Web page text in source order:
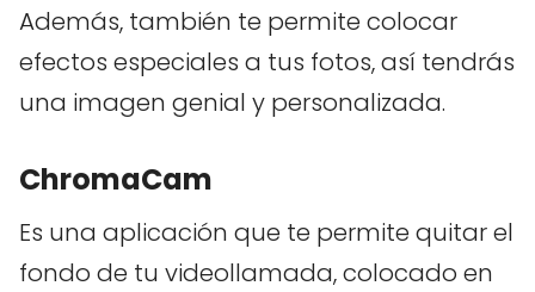
Además, también te permite colocar
efectos especiales a tus fotos, así tendrás
una imagen genial y personalizada.
ChromaCam
Es una aplicación que te permite quitar el
fondo de tu videollamada, colocado en